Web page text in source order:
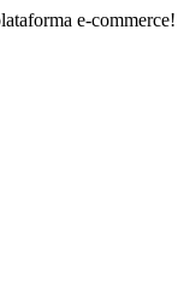
e-commerce!